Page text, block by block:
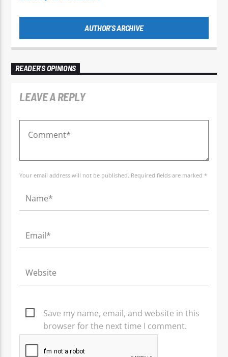
AUTHOR'S ARCHIVE
READER'S OPINIONS
LEAVE A REPLY
Your email address will not be published. Required fields are marked *
Save my name, email, and website in this
browser for the next time I comment.